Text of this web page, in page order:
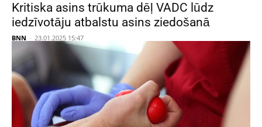
Kritiska asins trūkuma dēļ VADC lūdz
iedzīvotāju atbalstu asins ziedošanā
BNN - 23.01.2025 15:47